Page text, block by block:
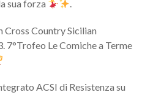
sua forza .
Country Sicilian
7°Trofeo Le Comiche a Terme
ACSI di Resistenza su